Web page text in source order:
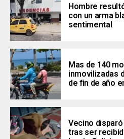
Hombre
con un arma
sentimental
Mas de 140
inmovilizadas
de fin de año
Vecino
tras ser